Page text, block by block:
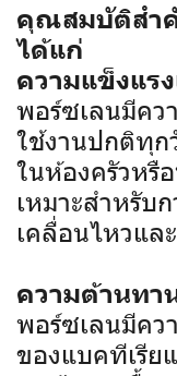
คุณสมบัติสำ
ได้แก่
ความแข็งแร
พอร์ซเลนมีคว
ใช้งานปกติทุก
ในห้องครัวหรื
เหมาะสำหรับ
เคลื่อนไหวแล
ความต้านทา
พอร์ซเลนมีคว
ของแบคทีเรีย